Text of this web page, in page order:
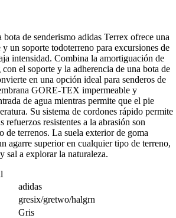
de senderismo adidas Terrex ofrece una
un soporte todoterreno para excursiones de
intensidad. Combina la amortiguación de
el soporte y la adherencia de una bota de
en una opción ideal para senderos de
GORE-TEX impermeable y
de agua mientras permite que el pie
Su sistema de cordones rápido permite
refuerzos resistentes a la abrasión son
de terrenos. La suela exterior de goma
agarre superior en cualquier tipo de terreno,
sal a explorar la naturaleza.
adidas
gresix/gretwo/halgrn
Gris